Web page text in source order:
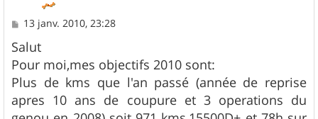
M
s
s
a
g
e
13 janv. 2010, 23:28
Salut
Pour moi,mes objectifs 2010 sont:
Plus de kms que l'an passé (année de reprise
apres 10 ans de coupure et 3 operations du